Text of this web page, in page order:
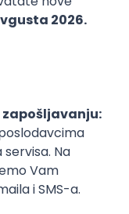
Windows
DNS
@